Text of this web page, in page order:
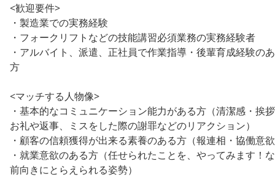
<歓迎要件>
・製造業での実務経験
・フォークリフトなどの技能講習必須業務の実務経験者
・アルバイト、派遣、正社員で作業指導・後輩育成経験の
方
<マッチする人物像>
・基本的なコミュニケーション能力がある方（清潔感・挨
お礼や返事、ミスをした際の謝罪などのリアクション）
・顧客の信頼獲得が出来る素養のある方（報連相・協働意
・就業意欲のある方（任せられたことを、やってみます！
前向きにとらえられる姿勢）